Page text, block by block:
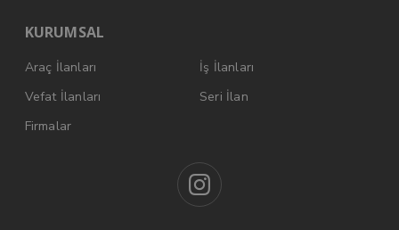
KURUMSAL
Araç İlanları
İş İlanları
Vefat İlanları
Seri İlan
Firmalar